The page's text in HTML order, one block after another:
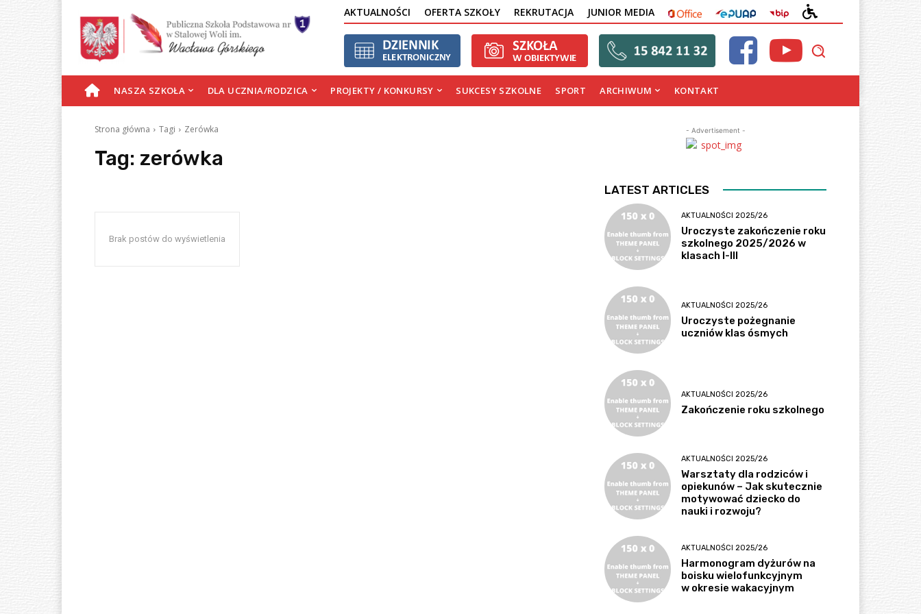
AKTUALNOŚCI OFERTA SZKOŁY REKRUTACJA JUNIOR MEDIA OFFICE EPUAP BIP
DOSTĘPNOŚCI
S
R
NASZA SZKOŁA DLA UCZNIA/RODZICA PROJEKTY / KONKURSY SUKCESY SZKOLNE SPORT ARCHIWUM KONTAKT
Strona główna Tagi Zerówka
Tag: zerówka
Brak postów do wyświetlenia
- Advertisement -
LATEST ARTICLES
AKTUALNOŚCI 2025/26
Uroczyste zakończenie roku
szkolnego 2025/2026 w
klasach I-III
AKTUALNOŚCI 2025/26
Uroczyste pożegnanie
uczniów klas ósmych
AKTUALNOŚCI 2025/26
Zakończenie roku szkolnego
AKTUALNOŚCI 2025/26
Warsztaty dla rodziców i
opiekunów – Jak skutecznie
motywować dziecko do
nauki i rozwoju?
AKTUALNOŚCI 2025/26
Harmonogram dyżurów na
boisku wielofunkcyjnym
w okresie wakacyjnym